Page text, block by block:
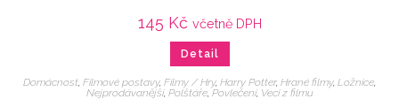
145 Kč včetně DPH
Detail
Domácnost, Filmové postavy, Filmy / Hry, Harry Potter, Hrané filmy, Ložnice,
Nejprodávanější, Polštáře, Povlečení, Veci z filmu